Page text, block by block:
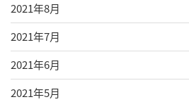
2021年8月
2021年7月
2021年6月
2021年5月